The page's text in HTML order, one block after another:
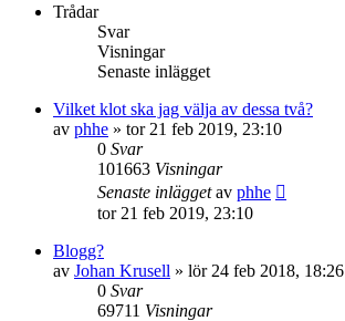
Trådar
Svar
Visningar
Senaste inlägget
Vilket klot ska jag välja av dessa två?
av phhe » tor 21 feb 2019, 23:10
0 Svar
101663 Visningar
Senaste inläggetav phhe
tor 21 feb 2019, 23:10
Blogg?
av Johan Krusell » lör 24 feb 2018, 18:26
0 Svar
69711 Visningar